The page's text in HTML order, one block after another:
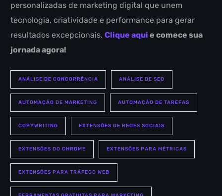
personalizadas de marketing digital que unem
tecnologia, criatividade e performance para gerar
resultados excepcionais.Clique aqui e comece sua
jornada agora!
ANÁLISE DE CONCORRÊNCIA ANÁLISE DE SEO
AUTOMAÇÃO DE MARKETING AUTOMAÇÃO DE TAREFAS
COPYWRITING EXTENSÕES DE REDES SOCIAIS
EXTENSÕES DO CHROME EXTENSÕES PARA MÉTRICAS
EXTENSÕES PARA TRÁFEGO WEB